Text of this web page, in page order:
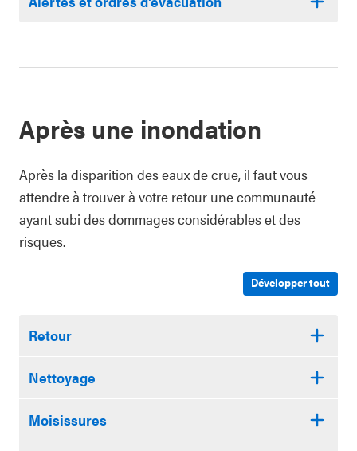
Après une inondation
Après la disparition des eaux de crue, il faut vous
attendre à trouver à votre retour une communauté
ayant subi des dommages considérables et des
risques.
Développer tout
Retour
Nettoyage
Moisissures